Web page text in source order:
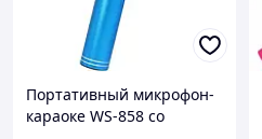
Портативный микрофон-
караоке WS-858 со